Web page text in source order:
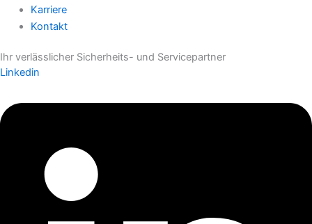
Karriere
Kontakt
Ihr verlässlicher Sicherheits- und Servicepartner
Linkedin